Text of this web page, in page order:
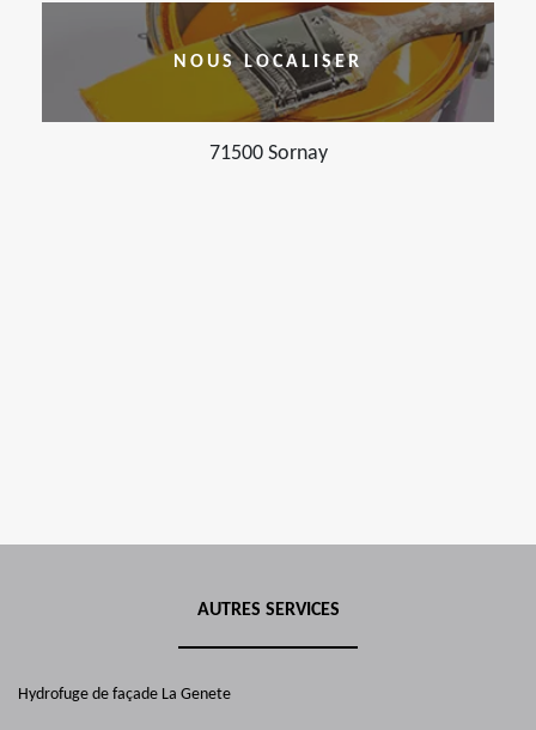
NOUS LOCALISER
71500 Sornay
AUTRES SERVICES
Hydrofuge de façade La Genete